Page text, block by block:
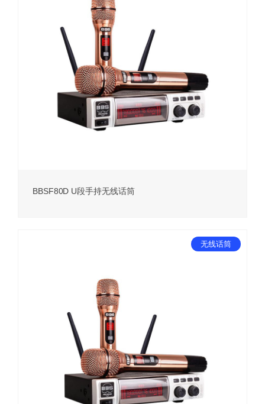
BBSF80D U段手持无线话筒
无线话筒